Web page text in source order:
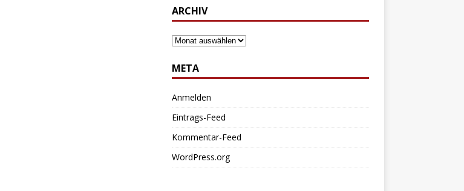
ARCHIV
META
Anmelden
Eintrags-Feed
Kommentar-Feed
WordPress.org